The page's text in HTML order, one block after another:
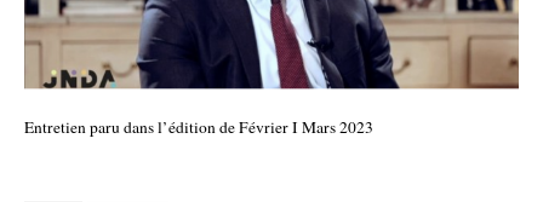
Entretien paru dans l’édition de Février I Mars 2023